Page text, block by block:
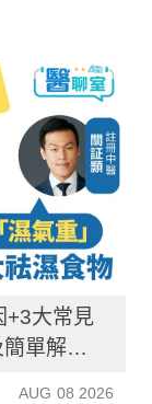
+3大常見
單解決
AUG 08 2026